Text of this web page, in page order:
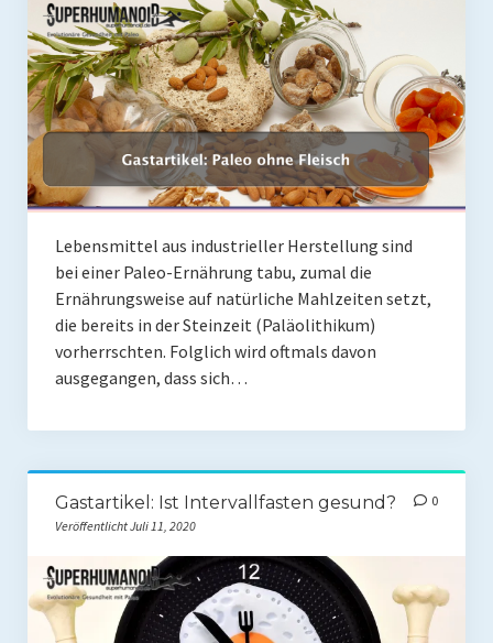
Lebensmittel aus industrieller Herstellung sind
bei einer Paleo-Ernährung tabu, zumal die
Ernährungsweise auf natürliche Mahlzeiten setzt,
die bereits in der Steinzeit (Paläolithikum)
vorherrschten. Folglich wird oftmals davon
ausgegangen, dass sich…
Gastartikel: Ist Intervallfasten gesund?
Veröffentlicht Juli 11, 2020
0